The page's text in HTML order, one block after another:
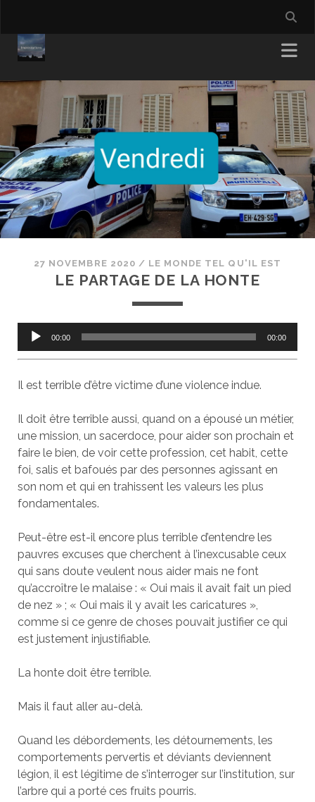
27 NOVEMBRE 2020 / LE MONDE TEL QU'IL EST
LE PARTAGE DE LA HONTE
Lecteur
00:00 00:00
Il est terrible d’être victime d’une violence indue.
Il doit être terrible aussi, quand on a épousé un métier,
une mission, un sacerdoce, pour aider son prochain et
faire le bien, de voir cette profession, cet habit, cette
foi, salis et bafoués par des personnes agissant en
son nom et qui en trahissent les valeurs les plus
fondamentales.
Peut-être est-il encore plus terrible d’entendre les
pauvres excuses que cherchent à l’inexcusable ceux
qui sans doute veulent nous aider mais ne font
qu’accroître le malaise : « Oui mais il avait fait un pied
de nez » ; « Oui mais il y avait les caricatures »,
comme si ce genre de choses pouvait justifier ce qui
est justement injustifiable.
La honte doit être terrible.
Mais il faut aller au-delà.
Quand les débordements, les détournements, les
comportements pervertis et déviants deviennent
légion, il est légitime de s’interroger sur l’institution, sur
l’arbre qui a porté ces fruits pourris.